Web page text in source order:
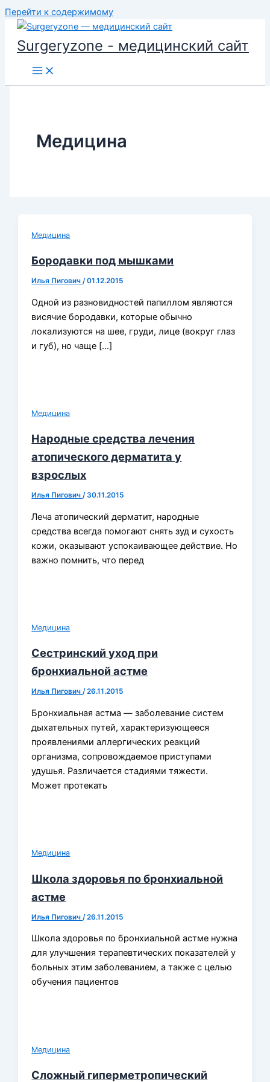
Перейти к содержимому
Surgeryzone - медицинский сайт
Медицина
Медицина
Бородавки под мышками
Илья Пигович/01.12.2015
Одной из разновидностей папиллом являются
висячие бородавки, которые обычно
локализуются на шее, груди, лице (вокруг глаз
и губ), но чаще […]
Медицина
Народные средства лечения
атопического дерматита у
взрослых
Илья Пигович/30.11.2015
Леча атопический дерматит, народные
средства всегда помогают снять зуд и сухость
кожи, оказывают успокаивающее действие. Но
важно помнить, что перед
Медицина
Сестринский уход при
бронхиальной астме
Илья Пигович/26.11.2015
Бронхиальная астма — заболевание систем
дыхательных путей, характеризующееся
проявлениями аллергических реакций
организма, сопровождаемое приступами
удушья. Различается стадиями тяжести.
Может протекать
Медицина
Школа здоровья по бронхиальной
астме
Илья Пигович /26.11.2015
Школа здоровья по бронхиальной астме нужна
для улучшения терапевтических показателей у
больных этим заболеванием, а также с целью
обучения пациентов
Медицина
Сложный гиперметропический